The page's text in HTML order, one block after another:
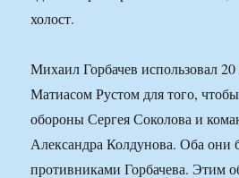
холост.
Михаил Горбачев использовал
Матиасом Рустом для того,
обороны Сергея Соколова и
Александра Колдунова. Оба они
противниками Горбачева. Этим